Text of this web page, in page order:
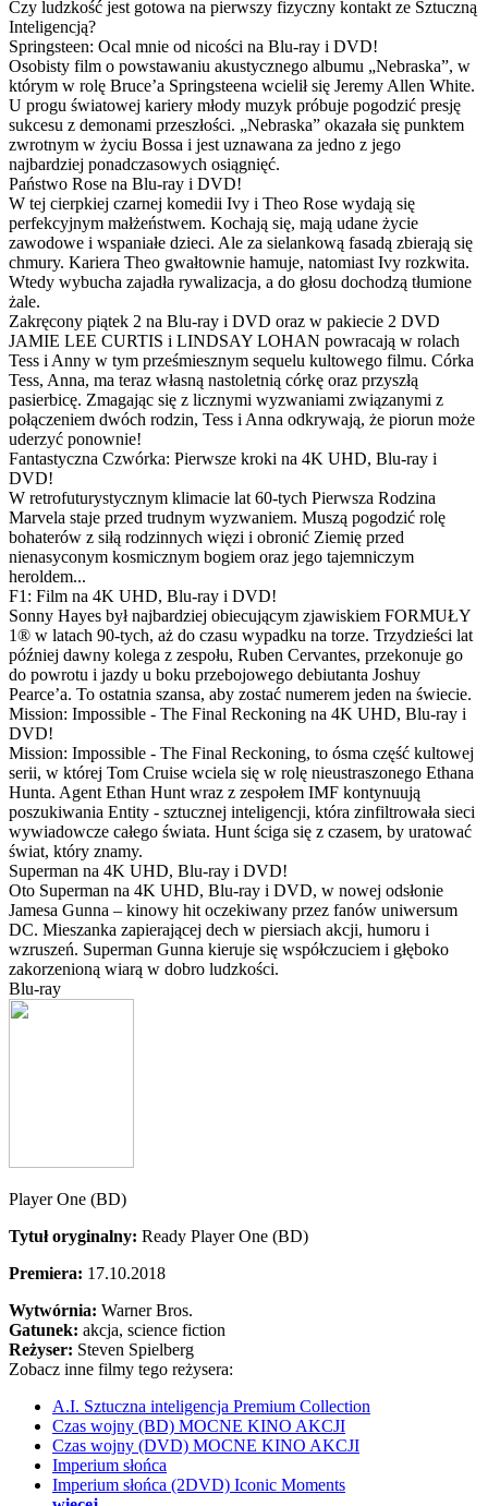
Czy ludzkość jest gotowa na pierwszy fizyczny kontakt ze Sztuczną
Inteligencją?
Springsteen: Ocal mnie od nicości na Blu-ray i DVD!
Osobisty film o powstawaniu akustycznego albumu „Nebraska”, w
którym w rolę Bruce’a Springsteena wcielił się Jeremy Allen White.
U progu światowej kariery młody muzyk próbuje pogodzić presję
sukcesu z demonami przeszłości. „Nebraska” okazała się punktem
zwrotnym w życiu Bossa i jest uznawana za jedno z jego
najbardziej ponadczasowych osiągnięć.
Państwo Rose na Blu-ray i DVD!
W tej cierpkiej czarnej komedii Ivy i Theo Rose wydają się
perfekcyjnym małżeństwem. Kochają się, mają udane życie
zawodowe i wspaniałe dzieci. Ale za sielankową fasadą zbierają się
chmury. Kariera Theo gwałtownie hamuje, natomiast Ivy rozkwita.
Wtedy wybucha zajadła rywalizacja, a do głosu dochodzą tłumione
żale.
Zakręcony piątek 2 na Blu-ray i DVD oraz w pakiecie 2 DVD
JAMIE LEE CURTIS i LINDSAY LOHAN powracają w rolach
Tess i Anny w tym prześmiesznym sequelu kultowego filmu. Córka
Tess, Anna, ma teraz własną nastoletnią córkę oraz przyszłą
pasierbicę. Zmagając się z licznymi wyzwaniami związanymi z
połączeniem dwóch rodzin, Tess i Anna odkrywają, że piorun może
uderzyć ponownie!
Fantastyczna Czwórka: Pierwsze kroki na 4K UHD, Blu-ray i
DVD!
W retrofuturystycznym klimacie lat 60-tych Pierwsza Rodzina
Marvela staje przed trudnym wyzwaniem. Muszą pogodzić rolę
bohaterów z siłą rodzinnych więzi i obronić Ziemię przed
nienasyconym kosmicznym bogiem oraz jego tajemniczym
heroldem...
F1: Film na 4K UHD, Blu-ray i DVD!
Sonny Hayes był najbardziej obiecującym zjawiskiem FORMUŁY
1® w latach 90-tych, aż do czasu wypadku na torze. Trzydzieści lat
później dawny kolega z zespołu, Ruben Cervantes, przekonuje go
do powrotu i jazdy u boku przebojowego debiutanta Joshuy
Pearce’a. To ostatnia szansa, aby zostać numerem jeden na świecie.
Mission: Impossible - The Final Reckoning na 4K UHD, Blu-ray i
DVD!
Mission: Impossible - The Final Reckoning, to ósma część kultowej
serii, w której Tom Cruise wciela się w rolę nieustraszonego Ethana
Hunta. Agent Ethan Hunt wraz z zespołem IMF kontynuują
poszukiwania Entity - sztucznej inteligencji, która zinfiltrowała sieci
wywiadowcze całego świata. Hunt ściga się z czasem, by uratować
świat, który znamy.
Superman na 4K UHD, Blu-ray i DVD!
Oto Superman na 4K UHD, Blu-ray i DVD, w nowej odsłonie
Jamesa Gunna – kinowy hit oczekiwany przez fanów uniwersum
DC. Mieszanka zapierającej dech w piersiach akcji, humoru i
wzruszeń. Superman Gunna kieruje się współczuciem i głęboko
zakorzenioną wiarą w dobro ludzkości.
Blu-ray
Player One (BD)
Tytuł oryginalny: Ready Player One (BD)
Premiera: 17.10.2018
Wytwórnia: Warner Bros.
Gatunek: akcja, science fiction
Reżyser: Steven Spielberg
Zobacz inne filmy tego reżysera:
A.I. Sztuczna inteligencja Premium Collection
Czas wojny (BD) MOCNE KINO AKCJI
Czas wojny (DVD) MOCNE KINO AKCJI
Imperium słońca
Imperium słońca (2DVD) Iconic Moments